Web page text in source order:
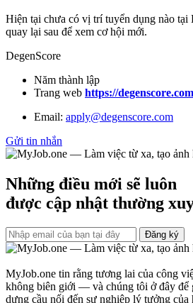
Hiện tại chưa có vị trí tuyển dụng nào tại
quay lại sau để xem cơ hội mới.
DegenScore
Năm thành lập
Trang web https://degenscore.com
Email: apply@degenscore.com
Gửi tin nhắn
Những điều mới sẽ luôn
được cập nhật thường
Đăng ký
MyJob.one tin rằng tương lai của công
không biên giới — và chúng tôi ở đây để
dựng cầu nối đến sự nghiệp lý tưởng của